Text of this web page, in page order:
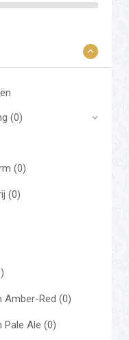
(0)
(0)
(0)
Amber-Red (0)
Pale Ale (0)